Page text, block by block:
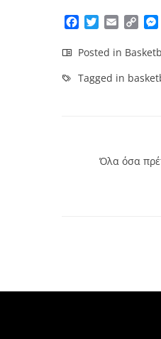
Facebook
TwitterEmailCopy
Posted in
Tagged in
Όλα όσα